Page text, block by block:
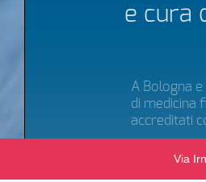
e cura
A Bologna e
di medicina fisica
accreditati con il
Via